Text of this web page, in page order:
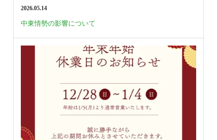
2026.05.14
中東情勢の影響について